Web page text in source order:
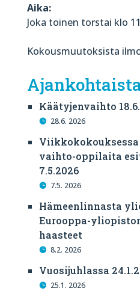
Aika:
Joka toinen torstai klo
Kokousmuutoksista
Käätyjenvaihto
28.6. 2026
vaihto-oppilaita
7.5.2026
7.5. 2026
Hämeenlinnasta
Eurooppa-
haasteet
8.2. 2026
Vuosijuhlassa
25.1. 2026